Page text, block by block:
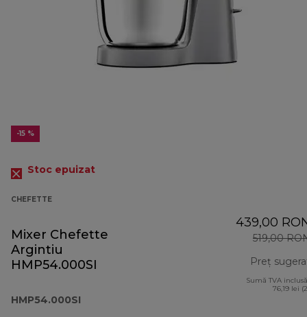
-15 %
Stoc epuizat
CHEFETTE
Mixer Chefette
Argintiu
HMP54.000SI
HMP54.000SI
439,00
519,00
Preț
Sumă TVA
76,19 lei